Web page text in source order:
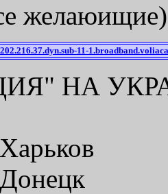
желаюищие)
11-
НА